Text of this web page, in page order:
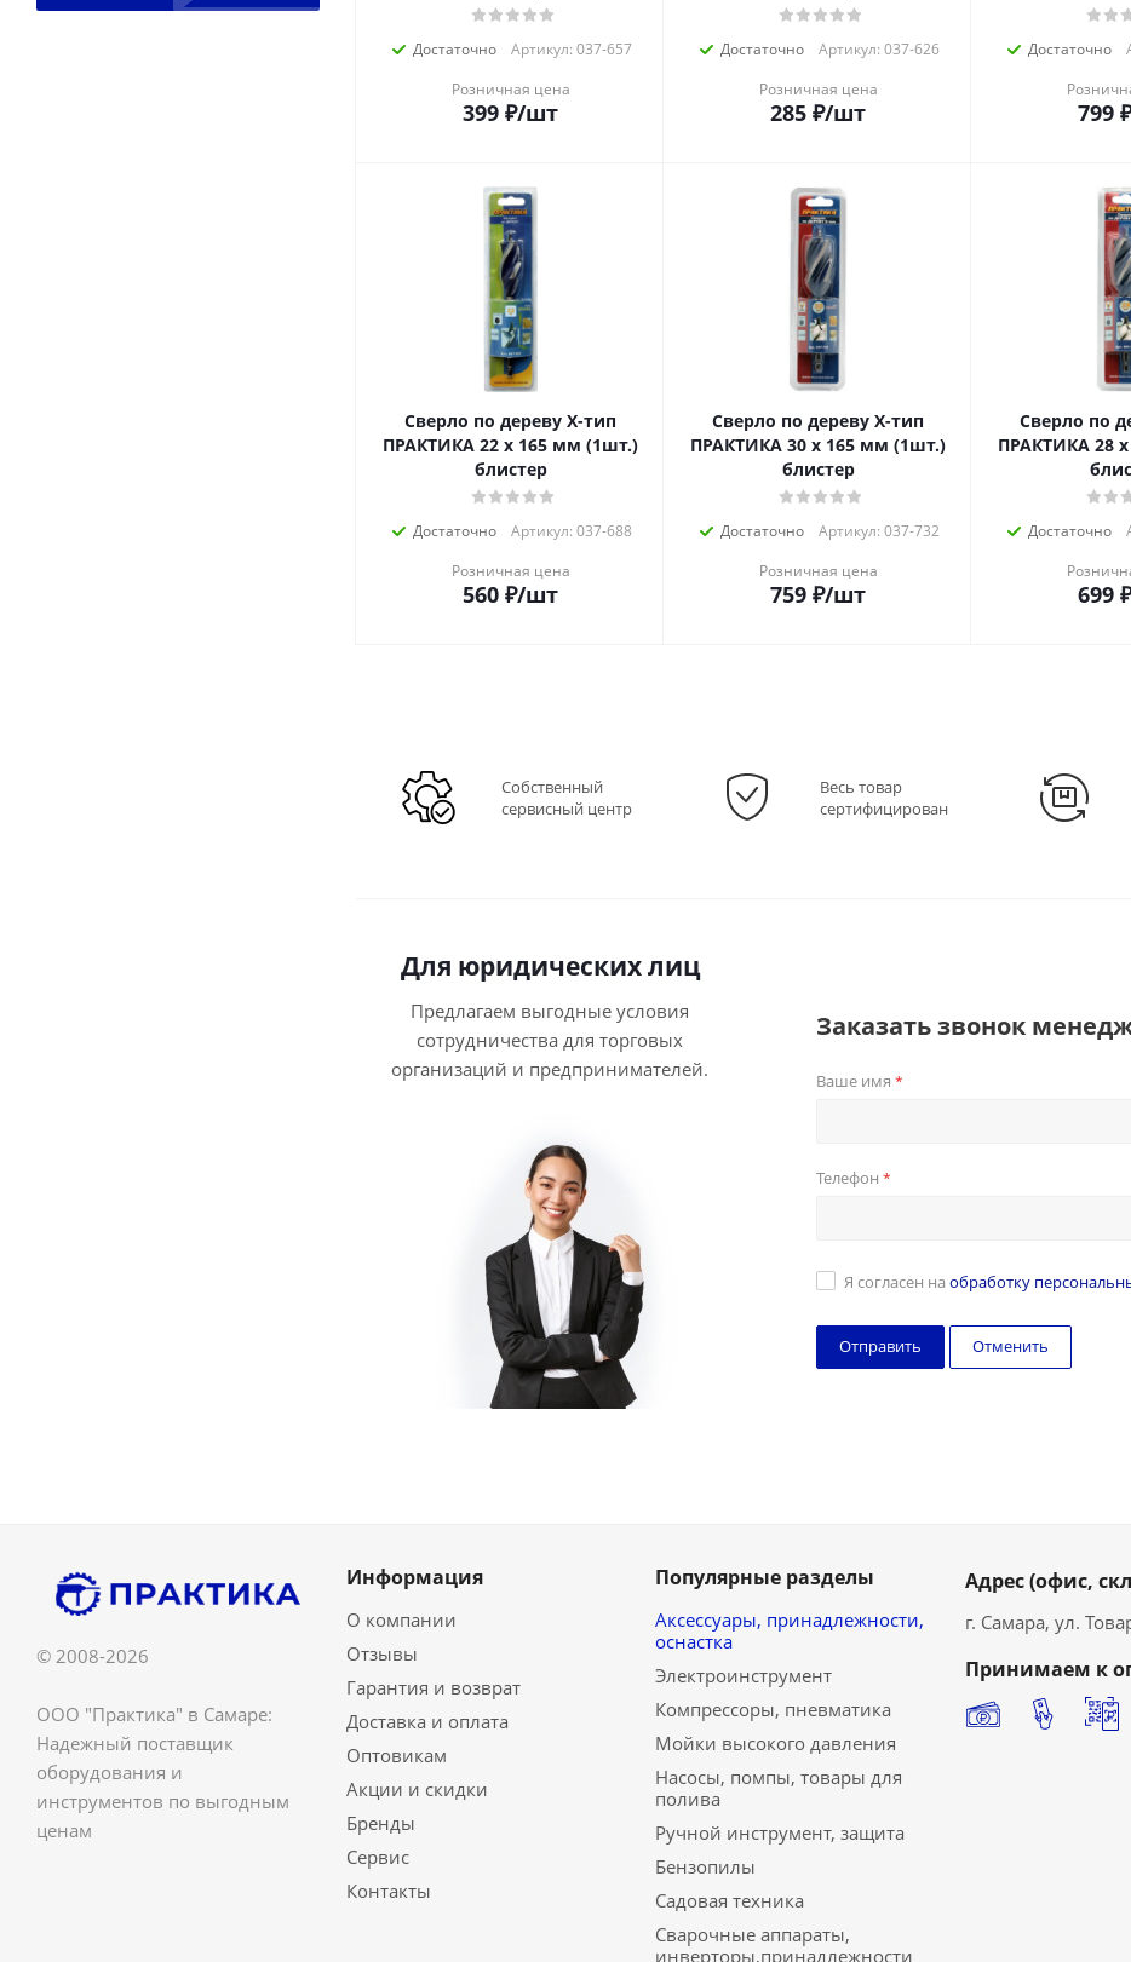
Достаточно
Артикул: 037-657
Розничная цена
399 ₽/шт
Достаточно
Артикул: 037-626
Розничная цена
285 ₽/шт
Достаточно
799 ₽
Сверло по дереву Х-тип
ПРАКТИКА 22 х 165 мм (1шт.)
блистер
Достаточно
Артикул: 037-688
Розничная цена
560 ₽/шт
Сверло по дереву Х-тип
ПРАКТИКА 30 х 165 мм (1шт.)
блистер
Достаточно
Артикул: 037-732
Розничная цена
759 ₽/шт
Сверло по
ПРАКТИКА 28
Достаточно
699 ₽
Собственный
сервисный центр
Весь товар
сертифицирован
Для юридических лиц
Предлагаем выгодные условия
сотрудничества для торговых
организаций и предпринимателей.
Заказать звонок
Ваше имя *
Телефон *
Я согласен на обработку
Отменить
© 2008-2026
ООО "Практика" в Самаре:
Надежный поставщик
оборудования и
инструментов по выгодным
ценам
Информация
О компании
Отзывы
Гарантия и возврат
Доставка и оплата
Оптовикам
Акции и скидки
Бренды
Сервис
Контакты
Популярные разделы
Аксессуары, принадлежности,
оснастка
Электроинструмент
Компрессоры, пневматика
Мойки высокого давления
Насосы, помпы, товары для
полива
Ручной инструмент, защита
Бензопилы
Садовая техника
Сварочные аппараты,
инверторы,принадлежности
Адрес (офис,
г. Самара, ул.
Принимаем к